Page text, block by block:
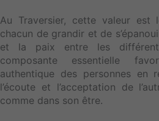
Au Traversier, cette valeur
chacun de grandir et de
et la paix entre les
composante essentielle
authentique des personnes en
l’écoute et l’acceptation de
comme dans son être.